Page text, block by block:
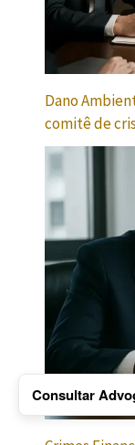
Dano
comitê de
Consultar